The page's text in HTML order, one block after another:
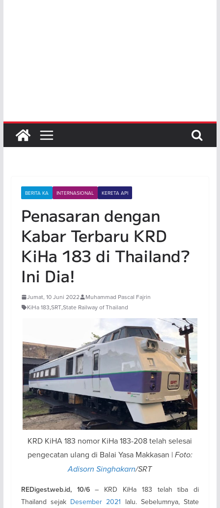
BERITA KA INTERNASIONAL KERETA API
Penasaran dengan
Kabar Terbaru KRD
KiHa 183 di Thailand?
Ini Dia!
Jumat, 10 Juni 2022
Muhammad Pascal Fajrin
KiHa 183,SRT,State Railway of Thailand
KRD KiHA 183 nomor KiHa 183-208 telah selesai
pengecatan ulang di Balai Yasa Makkasan | Foto:
Adisorn Singhakarn/SRT
REDigest.web.id, 10/6– KRD KiHa 183 telah tiba di
Thailand sejak Desember 2021 lalu. Sebelumnya, State